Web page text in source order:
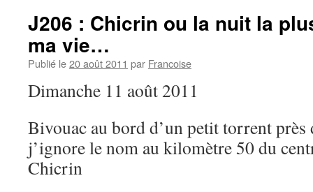
J206 : Chicrin ou la nuit la
ma vie…
Publié le20 août 2011 par Francoise
Dimanche 11 août 2011
Bivouac au bord d’un petit torrent près
j’ignore le nom au kilomètre 50 du
Chicrin